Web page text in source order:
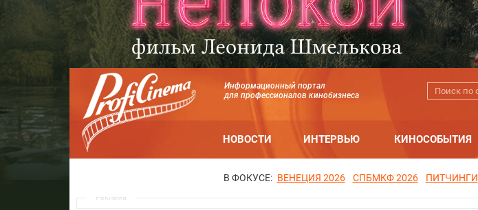
Информационный портал
для профессионалов кинобизнеса
НОВОСТИ ИНТЕРВЬЮ КИНОСОБЫТИЯ
В ФОКУСЕ: ВЕНЕЦИЯ 2026 СПБМКФ 2026 ПИТЧИНГИ
Реклама